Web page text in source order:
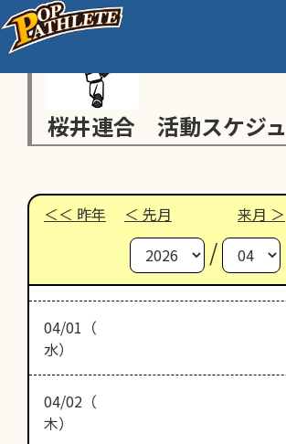
桜井連合 活動スケジ
昨年 先月 来月
/
04/01（
水）
04/02（
木）